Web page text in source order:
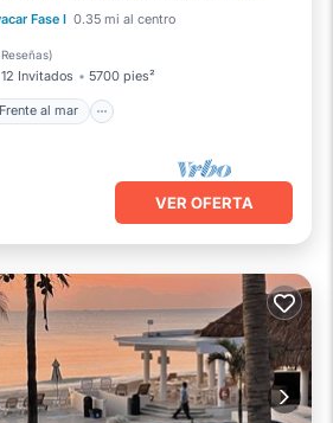
Fase I 0.35 mi al centro
)
12 Invitados 5700 pies²
Frente al mar
Frente al mar
Aparcamiento
VER OFERTA